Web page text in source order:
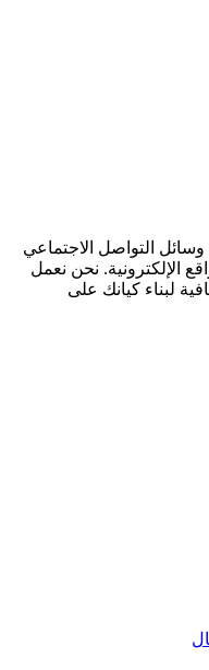
التواصل الاجتماعي
الإلكترونية. نحن نعمل
الكافية لبناء كيانك على